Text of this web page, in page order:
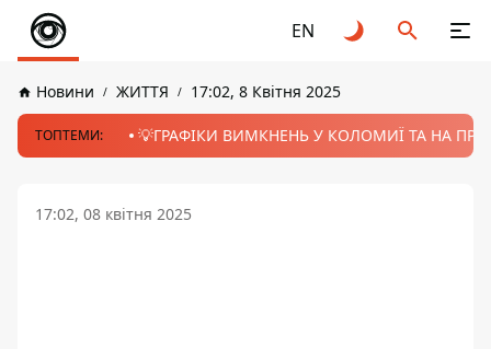
EN
Новини ЖИТТЯ 17:02, 8 Квітня 2025
ТОПТЕМИ: 💡ГРАФІКИ ВИМКНЕНЬ У КОЛОМИЇ ТА НА
17:02, 08 квітня 2025